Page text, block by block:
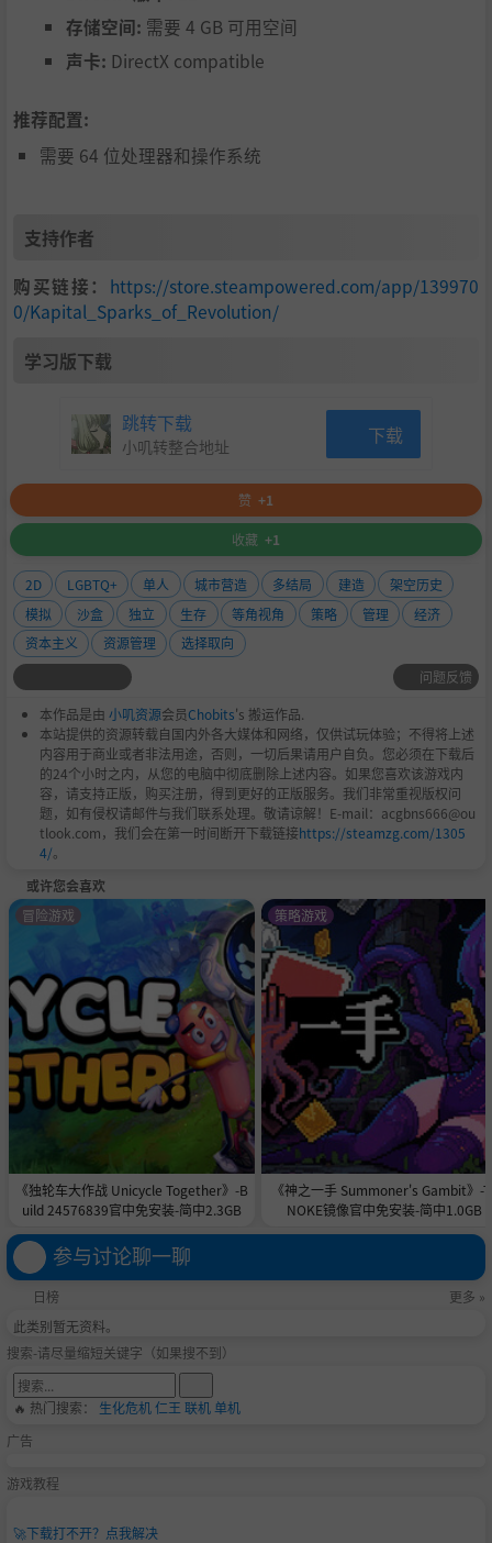
存储空间: 需要 4 GB 可用空间
声卡: DirectX compatible
推荐配置:
需要 64 位处理器和操作系统
支持作者
购买链接： https://store.steampowered.com/app/139970
0/Kapital_Sparks_of_Revolution/
学习版下载
跳转下载
小叽转整合地址 下载
赞 +1
收藏 +1
2D LGBTQ+ 单人 城市营造 多结局 建造
架空历史
模拟
沙盒 独立 生存 等角视角 策略 管理
经济
资本主义
资源管理
选择取向
问题反馈
本作品是由 小叽资源会员Chobits's 搬运作品.
本站提供的资源转载自国内外各大媒体和网络，仅供试玩体验；不得将上述
内容用于商业或者非法用途，否则，一切后果请用户自负。您必须在下载后
的24个小时之内，从您的电脑中彻底删除上述内容。如果您喜欢该游戏内
容，请支持正版，购买注册，得到更好的正版服务。我们非常重视版权问
题，如有侵权请邮件与我们联系处理。敬请谅解！E-mail：acgbns666@ou
tlook.com，我们会在第一时间断开下载链接https://steamzg.com/1305
4/。
或许您会喜欢
《独轮车大作战 Unicycle Together》-B
uild 24576839官中免安装-简中2.3GB
冒险游戏
《神之一手 Summoner's Gambit》-
NOKE镜像官中免安装-简中1.0GB
策略游戏
参与讨论聊一聊
日榜
更多 »
此类别暂无资料。
搜索-请尽量缩短关键字（如果搜不到）
🔥 热门搜索： 生化危机仁王 联机单机
广告
游戏教程
🚀下载打不开？点我解决